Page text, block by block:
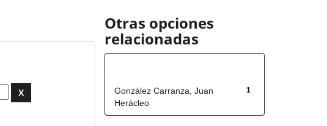
Otras opciones
relacionadas
1
González Carranza, Juan
Herácleo